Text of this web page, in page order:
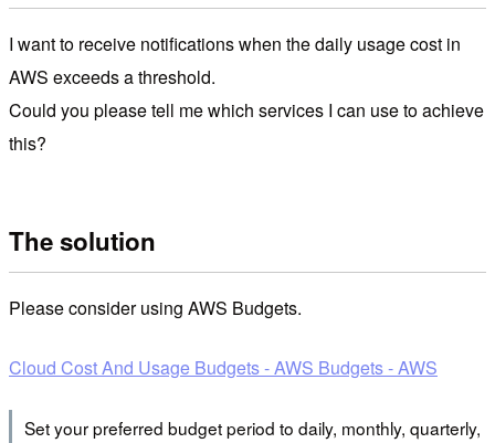
I want to receive notifications when the daily usage cost in
AWS exceeds a threshold.
Could you please tell me which services I can use to achieve
this?
The solution
Please consider using AWS Budgets.
Cloud Cost And Usage Budgets - AWS Budgets - AWS
Set your preferred budget period to daily, monthly, quarterly,